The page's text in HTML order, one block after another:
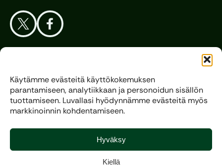
Käytämme evästeitä käyttökokemuksen
parantamiseen, analytiikkaan ja personoidun sisällön
tuottamiseen. Luvallasi hyödynnämme evästeitä myös
markkinoinnin kohdentamiseen.
Hyväksy
Kiellä
Liitto
Kilpagolf